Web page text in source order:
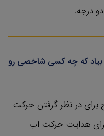
درجه.
بیاد که چه کسی شاخصی رو
در نظر گرفتن حرکت
هدایت حرکت اب